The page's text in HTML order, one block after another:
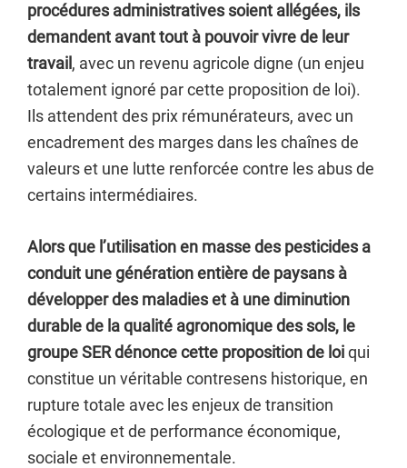
procédures administratives soient allégées, ils
demandent avant tout à pouvoir vivre de leur
travail , avec un revenu agricole digne (un enjeu
totalement ignoré par cette proposition de loi).
Ils attendent des prix rémunérateurs, avec un
encadrement des marges dans les chaînes de
valeurs et une lutte renforcée contre les abus de
certains intermédiaires.
Alors que l’utilisation en masse des pesticides a
conduit une génération entière de paysans à
développer des maladies et à une diminution
durable de la qualité agronomique des sols, le
groupe SER dénonce cette proposition de loiqui
constitue un véritable contresens historique, en
rupture totale avec les enjeux de transition
écologique et de performance économique,
sociale et environnementale.